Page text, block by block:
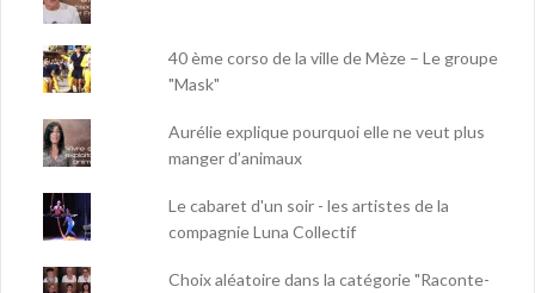
40 ème corso de la ville de Mèze – Le groupe
"Mask"
Aurélie explique pourquoi elle ne veut plus
manger d’animaux
Le cabaret d'un soir - les artistes de la
compagnie Luna Collectif
Choix aléatoire dans la catégorie "Raconte-